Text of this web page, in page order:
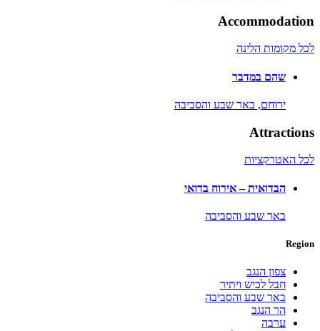
Accommodation
לכל מקומות הלינה
שהם במדבר
ירוחם, באר שבע והסביבה
Attractions
לכל האטרקציות
הבדואית – אירוח בדואי
באר שבע והסביבה
Region
צפון הנגב
חבל לכיש ויתיר
באר שבע והסביבה
הר הנגב
ערבה